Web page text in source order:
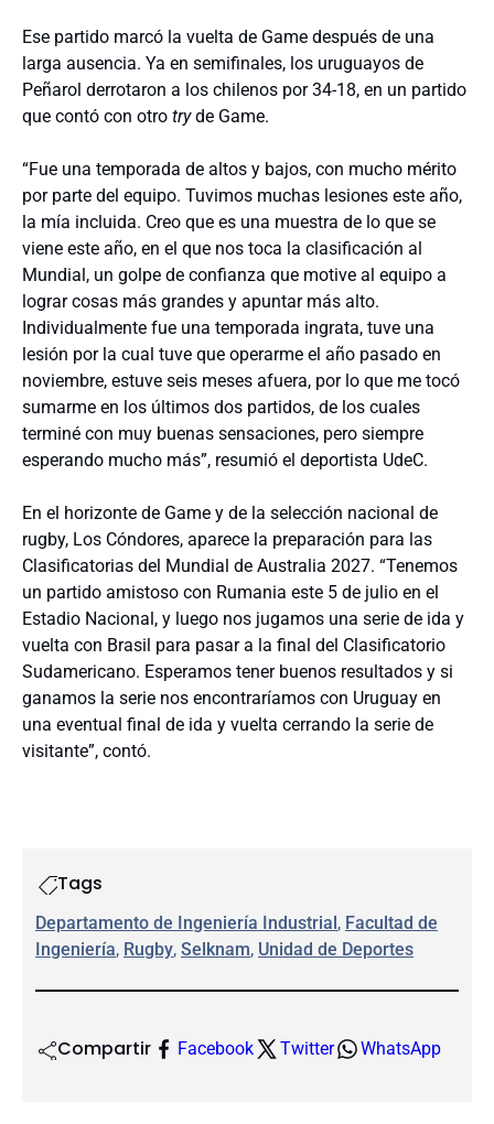
Ese partido marcó la vuelta de Game después de una
larga ausencia. Ya en semifinales, los uruguayos de
Peñarol derrotaron a los chilenos por 34-18, en un partido
que contó con otro tryde Game.
“Fue una temporada de altos y bajos, con mucho mérito
por parte del equipo. Tuvimos muchas lesiones este año,
la mía incluida. Creo que es una muestra de lo que se
viene este año, en el que nos toca la clasificación al
Mundial, un golpe de confianza que motive al equipo a
lograr cosas más grandes y apuntar más alto.
Individualmente fue una temporada ingrata, tuve una
lesión por la cual tuve que operarme el año pasado en
noviembre, estuve seis meses afuera, por lo que me tocó
sumarme en los últimos dos partidos, de los cuales
terminé con muy buenas sensaciones, pero siempre
esperando mucho más”, resumió el deportista UdeC.
En el horizonte de Game y de la selección nacional de
rugby, Los Cóndores, aparece la preparación para las
Clasificatorias del Mundial de Australia 2027. “Tenemos
un partido amistoso con Rumania este 5 de julio en el
Estadio Nacional, y luego nos jugamos una serie de ida y
vuelta con Brasil para pasar a la final del Clasificatorio
Sudamericano. Esperamos tener buenos resultados y si
ganamos la serie nos encontraríamos con Uruguay en
una eventual final de ida y vuelta cerrando la serie de
visitante”, contó.
Tags
Departamento de Ingeniería Industrial, Facultad de
Ingeniería, Rugby, Selknam, Unidad de Deportes
Compartir Facebook Twitter WhatsApp